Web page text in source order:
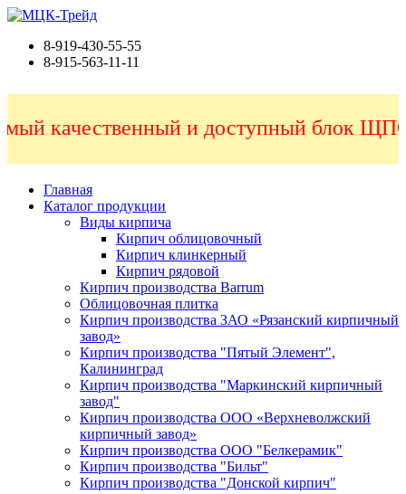
8-919-430-55-55
8-915-563-11-11
качественный и доступный блок
Главная
Каталог продукции
Виды кирпича
Кирпич облицовочный
Кирпич клинкерный
Кирпич рядовой
Кирпич производства Barrum
Облицовочная плитка
Кирпич производства ЗАО «Рязанский кирпичный
завод»
Кирпич производства "Пятый Элемент",
Калининград
Кирпич производства "Маркинский кирпичный
завод"
Кирпич производства ООО «Верхневолжский
кирпичный завод»
Кирпич производства ООО "Белкерамик"
Кирпич производства "Бильт"
Кирпич производства "Донской кирпич"